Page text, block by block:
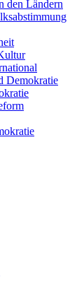
den Ländern
Demokratie